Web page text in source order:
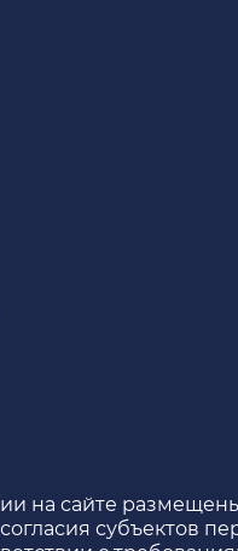
на сайте
субъектов